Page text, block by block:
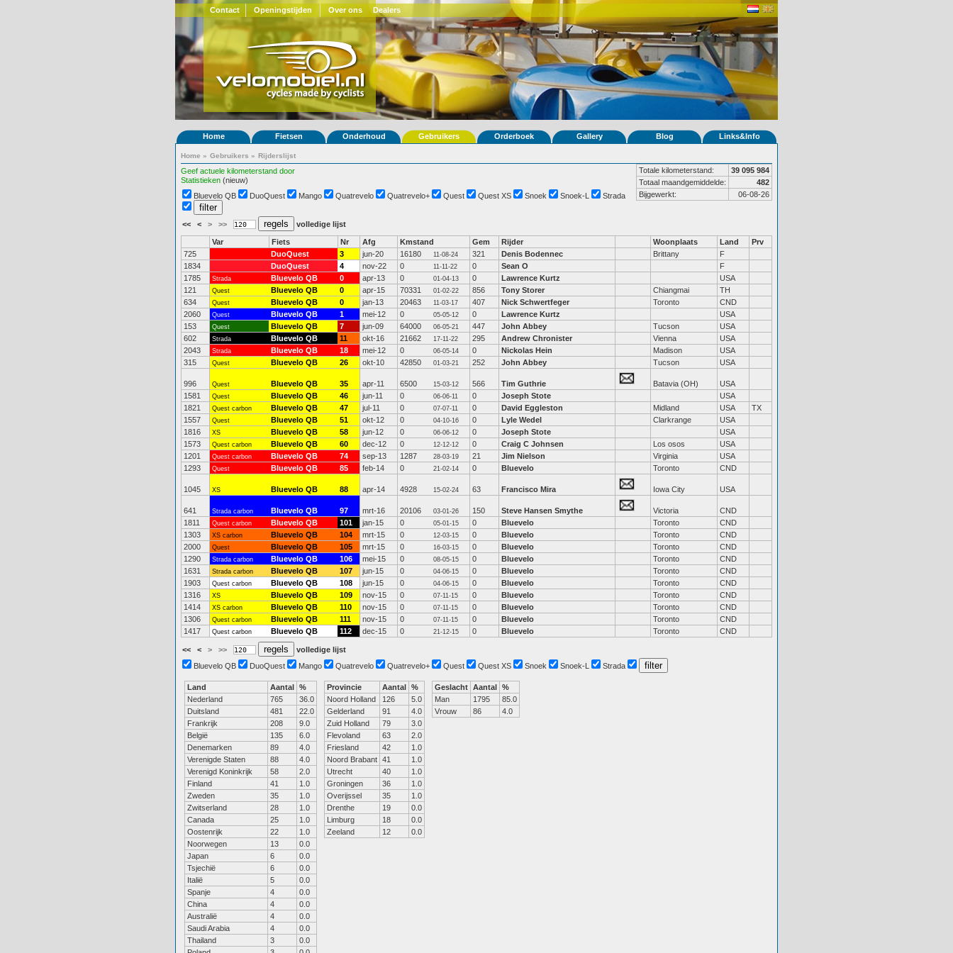
Contact Openingstijden Over ons Dealers
Home Fietsen Onderhoud Gebruikers Orderboek Gallery Blog Links&Info
Home » Gebruikers » Rijderslijst
Geef actuele kilometerstand door
Statistieken (nieuw)
Totale kilometerstand:
39 095 984
Totaal maandgemiddelde:
482
Bijgewerkt:
06-08-26
Bluevelo QB DuoQuest Mango Quatrevelo Quatrevelo+ Quest Quest XS Snoek Snoek-L Strada
<< < > >> volledige lijst
Var Fiets Nr Afg Kmstand Gem Rijder Woonplaats Land
Prv
725
DuoQuest 3 jun-20 16180 11-08-24 321 Denis Bodennec Brittany
F
1834
DuoQuest 4 nov-22 0 11-11-22 0 Sean O
F
1785
Strada Bluevelo QB 0 apr-13 0 01-04-13 0 Lawrence Kurtz
USA
121
Quest Bluevelo QB 0 apr-15 70331 01-02-22 856 Tony Storer Chiangmai
TH
634
Quest Bluevelo QB 0 jan-13 20463 11-03-17 407 Nick Schwertfeger Toronto
CND
2060
Quest Bluevelo QB 1 mei-12 0 05-05-12 0 Lawrence Kurtz
USA
153
Quest Bluevelo QB 7 jun-09 64000 06-05-21 447 John Abbey Tucson
USA
602
Strada Bluevelo QB 11 okt-16 21662 17-11-22 295 Andrew Chronister Vienna
USA
2043
Strada Bluevelo QB 18 mei-12 0 06-05-14 0 Nickolas Hein Madison
USA
315
Quest Bluevelo QB 26 okt-10 42850 01-03-21 252 John Abbey Tucson USA
996 Quest Bluevelo QB 35 apr-11 6500 15-03-12 566 Tim Guthrie Batavia (OH)
USA
1581
Quest Bluevelo QB 46 jun-11 0 06-06-11 0 Joseph Stote
USA
1821
Quest carbon Bluevelo QB 47 jul-11 0 07-07-11 0 David Eggleston Midland USA
TX
1557
Quest Bluevelo QB 51 okt-12 0 04-10-16 0 Lyle Wedel Clarkrange
USA
1816
XS Bluevelo QB 58 jun-12 0 06-06-12 0 Joseph Stote
USA
1573
Quest carbon Bluevelo QB 60 dec-12 0 12-12-12 0 Craig C Johnsen Los osos
USA
1201
Quest carbon Bluevelo QB 74 sep-13 1287 28-03-19 21 Jim Nielson Virginia
USA
1293
Quest Bluevelo QB 85 feb-14 0 21-02-14 0 Bluevelo Toronto CND
1045 XS Bluevelo QB 88 apr-14 4928 15-02-24 63 Francisco Mira Iowa City USA
641 Strada carbon Bluevelo QB 97 mrt-16 20106 03-01-26 150 Steve Hansen Smythe Victoria
CND
1811
Quest carbon Bluevelo QB 101 jan-15 0 05-01-15 0 Bluevelo Toronto
CND
1303
XS carbon Bluevelo QB 104 mrt-15 0 12-03-15 0 Bluevelo Toronto
CND
2000
Quest Bluevelo QB 105 mrt-15 0 16-03-15 0 Bluevelo Toronto
CND
1290
Strada carbon Bluevelo QB 106 mei-15 0 08-05-15 0 Bluevelo Toronto
CND
1631
Strada carbon Bluevelo QB 107 jun-15 0 04-06-15 0 Bluevelo Toronto
CND
1903
Quest carbon Bluevelo QB 108 jun-15 0 04-06-15 0 Bluevelo Toronto
CND
1316
XS Bluevelo QB 109 nov-15 0 07-11-15 0 Bluevelo Toronto
CND
1414
XS carbon Bluevelo QB 110 nov-15 0 07-11-15 0 Bluevelo Toronto
CND
1306
Quest carbon Bluevelo QB 111 nov-15 0 07-11-15 0 Bluevelo Toronto
CND
1417
Quest carbon Bluevelo QB 112 dec-15 0 21-12-15 0 Bluevelo Toronto CND
<< < > >>
volledige lijst
Bluevelo QB
DuoQuest Mango Quatrevelo Quatrevelo+ Quest Quest XS Snoek Snoek-L Strada
Land Aantal %
Nederland
765
36.0
Duitsland
481
22.0
Frankrijk
208
9.0
België
135
6.0
Denemarken
89
4.0
Verenigde Staten
88
4.0
Verenigd Koninkrijk
58
2.0
Finland
41
1.0
Zweden
35
1.0
Zwitserland
28
1.0
Canada
25
1.0
Oostenrijk
22
1.0
Noorwegen
13
0.0
Japan
6
0.0
Tsjechië
6
0.0
Italië
5
0.0
Spanje
4
0.0
China
4
0.0
Australië
4
0.0
Saudi Arabia
4
0.0
Thailand
3
0.0
Provincie Aantal %
Noord Holland
126
5.0
Gelderland
91
4.0
Zuid Holland
79
3.0
Flevoland
63
2.0
Friesland
42
1.0
Noord Brabant 41
1.0
Utrecht
40
1.0
Groningen
36
1.0
Overijssel
35
1.0
Drenthe
19
0.0
Limburg
18
0.0
Zeeland
12 0.0
Geslacht Aantal %
Man
1795
85.0
Vrouw
86 4.0